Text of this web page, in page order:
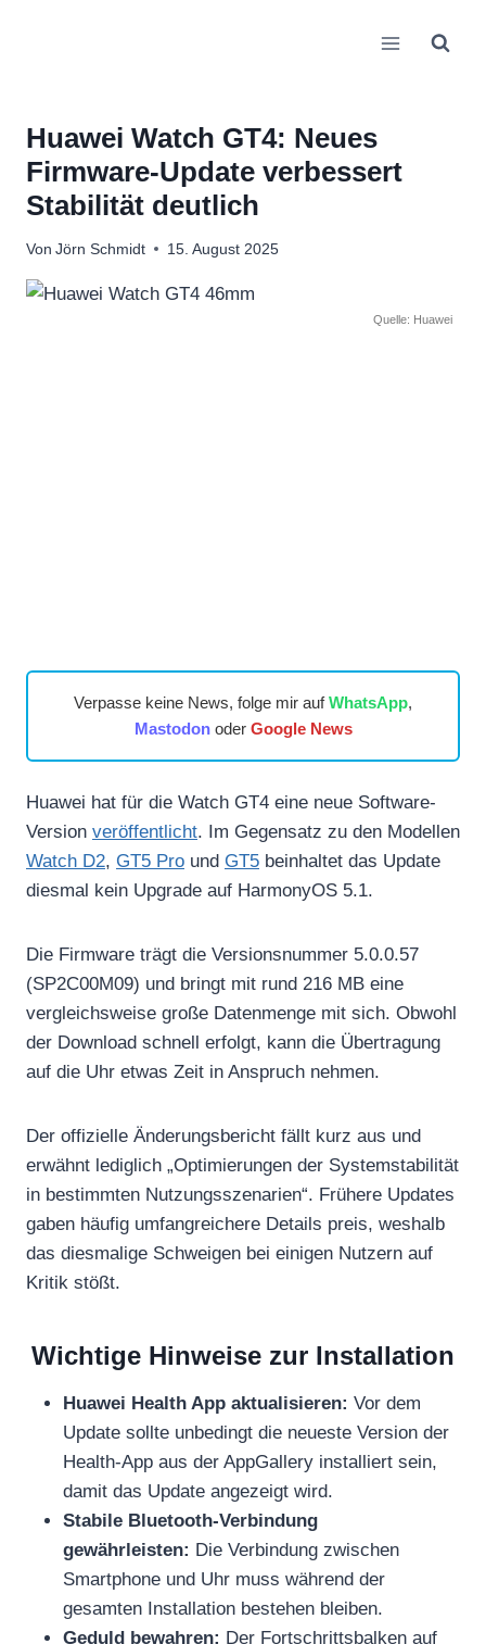
Huawei Watch GT4: Neues
Firmware-Update verbessert
Stabilität deutlich
Von Jörn Schmidt 15. August 2025
Quelle: Huawei
Verpasse keine News, folge mir aufWhatsApp,
Mastodonoder Google News
Huawei hat für die Watch GT4 eine neue Software-
Version veröffentlicht. Im Gegensatz zu den Modellen
Watch D2, GT5 Pro und GT5 beinhaltet das Update
diesmal kein Upgrade auf HarmonyOS 5.1.
Die Firmware trägt die Versionsnummer 5.0.0.57
(SP2C00M09) und bringt mit rund 216 MB eine
vergleichsweise große Datenmenge mit sich. Obwohl
der Download schnell erfolgt, kann die Übertragung
auf die Uhr etwas Zeit in Anspruch nehmen.
Der offizielle Änderungsbericht fällt kurz aus und
erwähnt lediglich „Optimierungen der Systemstabilität
in bestimmten Nutzungsszenarien“. Frühere Updates
gaben häufig umfangreichere Details preis, weshalb
das diesmalige Schweigen bei einigen Nutzern auf
Kritik stößt.
Wichtige Hinweise zur Installation
Huawei Health App aktualisieren: Vor dem
Update sollte unbedingt die neueste Version der
Health-App aus der AppGallery installiert sein,
damit das Update angezeigt wird.
Stabile Bluetooth-Verbindung
gewährleisten: Die Verbindung zwischen
Smartphone und Uhr muss während der
gesamten Installation bestehen bleiben.
Geduld bewahren: Der Fortschrittsbalken auf